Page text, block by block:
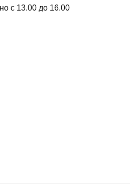
с 13.00 до 16.00